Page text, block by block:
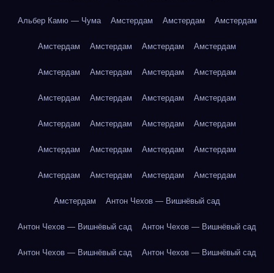
Альбер Камю — Чума Амстердам Амстердам Амстердам
Амстердам Амстердам Амстердам Амстердам
Амстердам Амстердам Амстердам Амстердам
Амстердам Амстердам Амстердам Амстердам
Амстердам Амстердам Амстердам Амстердам
Амстердам Амстердам Амстердам Амстердам
Амстердам Амстердам Амстердам Амстердам
Амстердам Антон Чехов — Вишнёвый сад
Антон Чехов — Вишнёвый сад Антон Чехов — Вишнёвый сад
Антон Чехов — Вишнёвый сад Антон Чехов — Вишнёвый сад